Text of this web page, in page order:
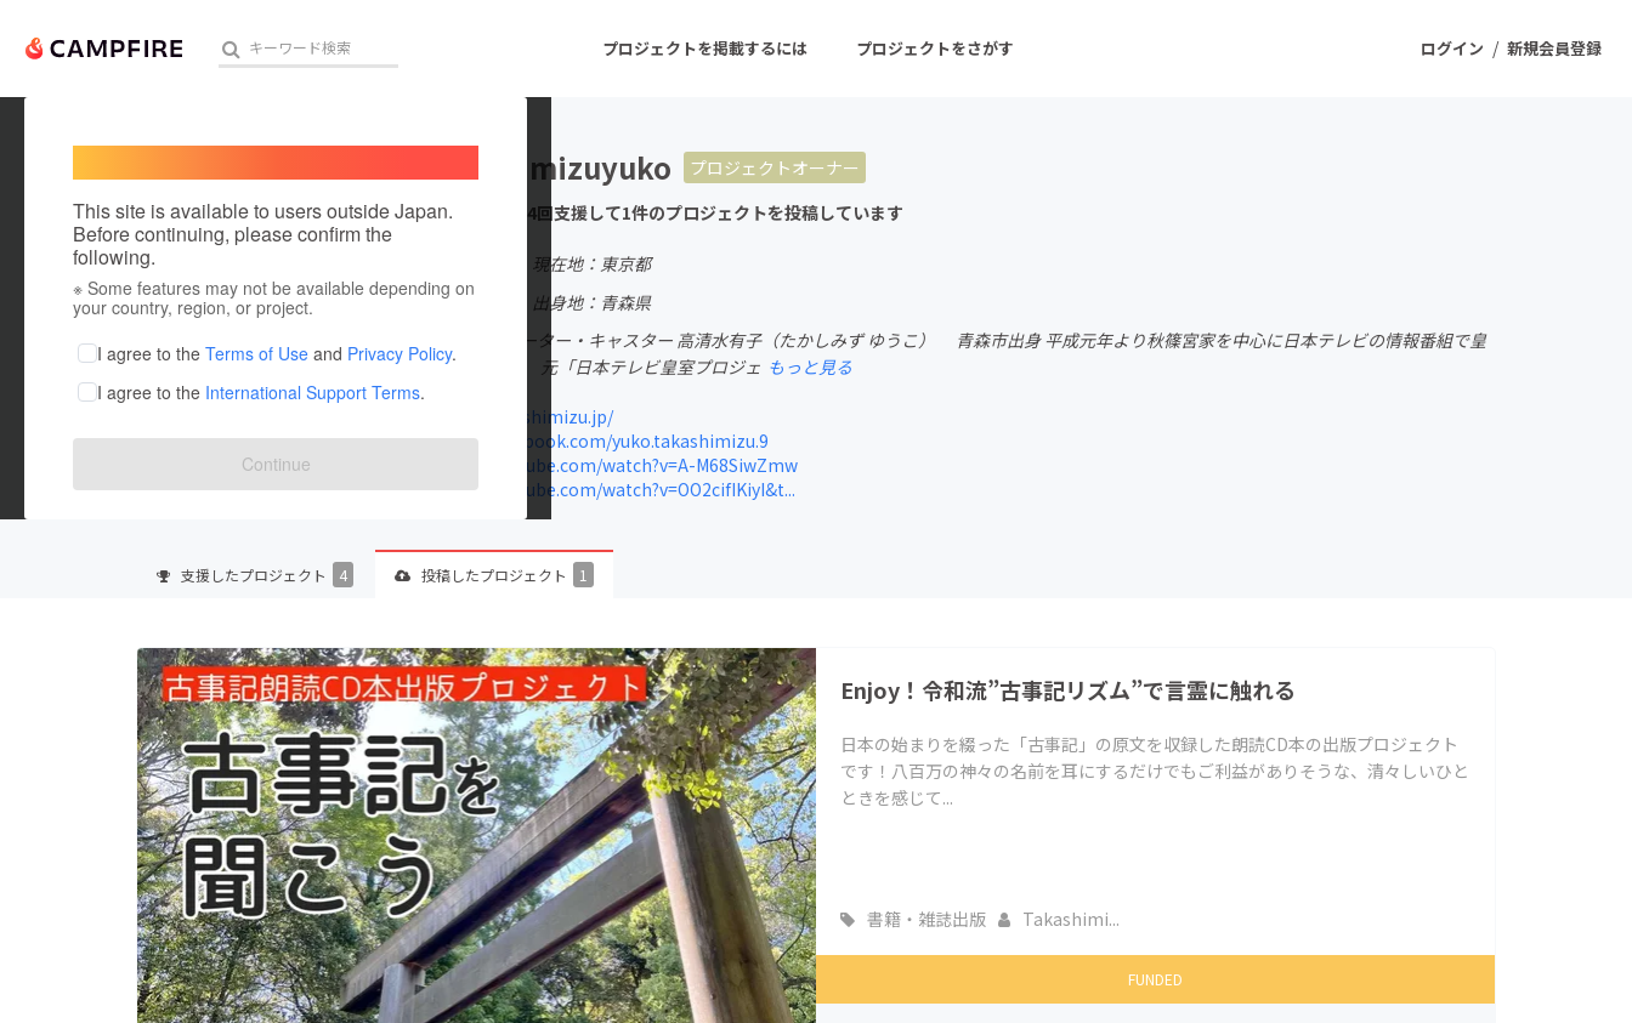
ログイン / 新規会員登録
プロジェクトを掲載するには プロジェクトをさがす
人気のプロジェクト 注目のリターン 注目の新着プロジェクト
アート・写真 音楽
テクノロジー・ガジェット
ゲーム・サービス開発 フード・飲食店
ファッション
映像・映画
ビジネス・起業
チャレンジ
まちづくり・地域活性化
CAMPFIRE for Social Good
This site is available to users outside Japan.
Before continuing, please confirm the
following.
※ Some features may not be available depending on
your country, region, or project.
I agree to the Terms of Use and Privacy Policy.
I agree to the International Support Terms.
Continue
Takashimizuyuko
プロジェクトオーナー
これまでに4回支援して1件のプロジェクトを投稿しています
現在地：東京都
出身国：日本
出身地：青森県
皇室コメンテーター・キャスター 高清水有子（たかしみず ゆうこ） 青森市出身 平成元年より秋篠宮家を中心に日本テレビの情報番組で皇
室取材を担当。 元「日本テレビ皇室プロジェ もっと見る
yukotakashimizu.jp/
www.facebook.com/yuko.takashimizu.9
www.youtube.com/watch?v=A-M68SiwZmw
www.youtube.com/watch?v=OO2cifIKiyI&t...
支援したプロジェクト 4 投稿したプロジェクト 1
Enjoy！令和流”古事記リズム”で言霊に触れる
日本の始まりを綴った「古事記」の原文を収録した朗読CD本の出版プロジェクト
です！八百万の神々の名前を耳にするだけでもご利益がありそうな、清々しいひと
ときを感じて...
書籍・雑誌出版 Takashimi...
FUNDED